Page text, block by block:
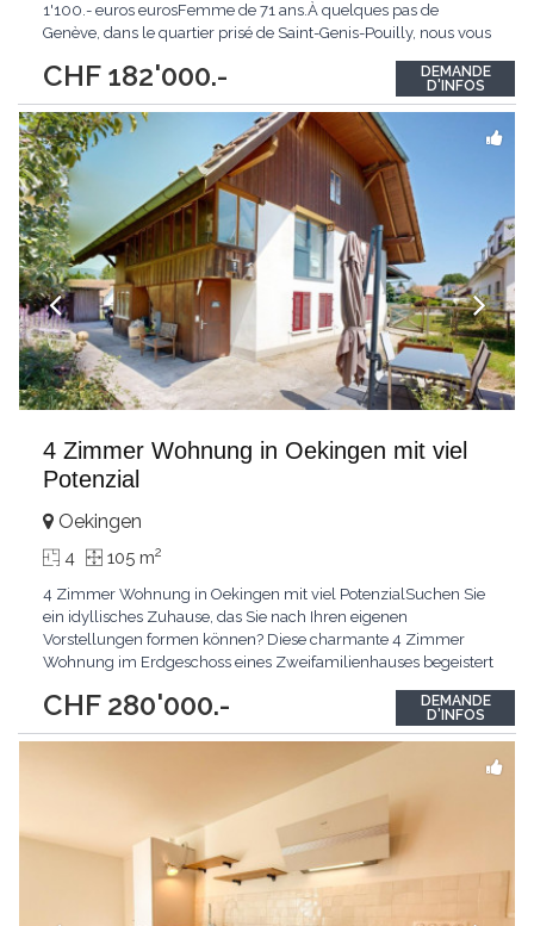
CHF 182'000.-
1'100.- euros eurosFemme de 71 ans.À quelques pas de
Genève, dans le quartier prisé de Saint-Genis-Pouilly, nous vous
rente, une occasion unique pour un investissement patrimonial
sécurisé et de qualité.Description du bien...
DEMANDE
D'INFOS
4 Zimmer Wohnung in Oekingen mit viel
Potenzial
CHF 280'000.-
Oekingen
4 105 m2
4 Zimmer Wohnung in Oekingen mit viel PotenzialSuchen Sie
ein idyllisches Zuhause, das Sie nach Ihren eigenen
Vorstellungen formen können? Diese charmante 4 Zimmer
Wohnung im Erdgeschoss eines Zweifamilienhauses begeistert
Ihnen zum Leben erweckt zu werden. Die Top-Argumente für
Ihr neues Zuhause Sehr ruhige Lage: Geniessen Sie die
DEMANDE
D'INFOS